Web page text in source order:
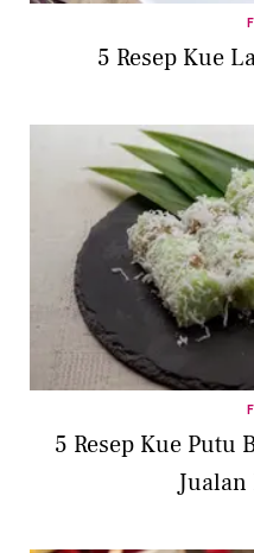
5 Resep Kue
5 Resep Kue Putu